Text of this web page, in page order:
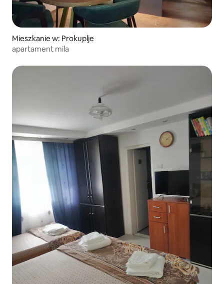
Mieszkanie w: Prokuplje
apartament mila